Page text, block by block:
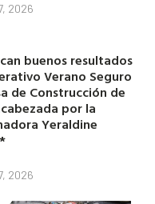
2026
buenos resultados
Verano Seguro
de Construcción de
por la
Yeraldine
2026